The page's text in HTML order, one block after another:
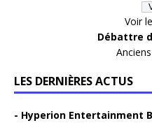
Voir
Débattre
LES DERNIÈRES ACTUS
Hyperion Entertainment